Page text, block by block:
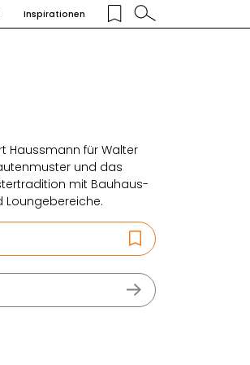
Inspirationen
Haussmann für Walter
und das
mit Bauhaus-
Loungebereiche.